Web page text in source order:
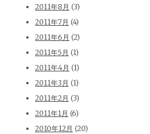
2011年8月 (3)
2011年7月 (4)
2011年6月 (2)
2011年5月 (1)
2011年4月 (1)
2011年3月 (1)
2011年2月 (3)
2011年1月 (6)
2010年12月 (20)